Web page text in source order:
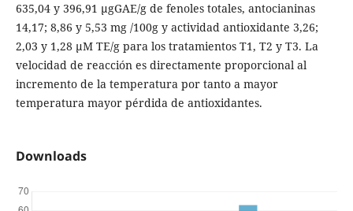
635,04 y 396,91 μgGAE/g de fenoles totales, antocianinas
14,17; 8,86 y 5,53 mg /100g y actividad antioxidante 3,26;
2,03 y 1,28 μM TE/g para los tratamientos T1, T2 y T3. La
velocidad de reacción es directamente proporcional al
incremento de la temperatura por tanto a mayor
temperatura mayor pérdida de antioxidantes.
Downloads